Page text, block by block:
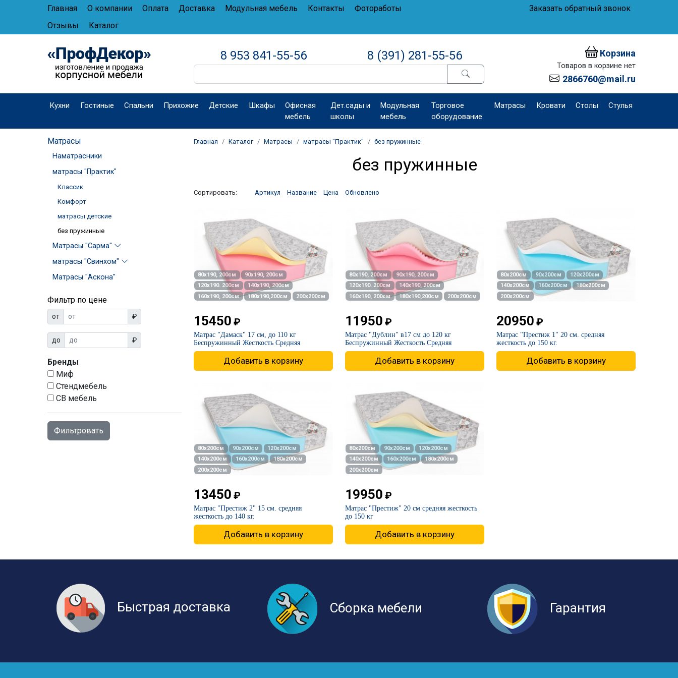
Главная О компании Оплата Доставка Модульная мебель Контакты
Фотоработы
Отзывы
Каталог
Заказать обратный звонок
8 953 841-55-56 8 (391) 281-55-56 Корзина
Товаров в корзине нет
2866760@mail.ru
Кухни Гостиные Спальни Прихожие Детские Шкафы
Офисная
мебель
Дет.сады и
школы
Модульная
мебель
Торговое
оборудование
Матрасы Кровати Столы Стулья
Матрасы
Наматрасники
матрасы "Практик"
Классик
Комфорт
матрасы детские
без пружинные
Матрасы "Сарма"
матрасы "Свинхом"
Матрасы "Аскона"
Фильтр по цене
от ₽
до ₽
Бренды
Миф
Стендмебель
СВ мебель
Главная Каталог Матрасы матрасы "Практик" без пружинные
без пружинные
Сортировать: Артикул Название Цена Обновлено
80х190, 200см
90х190, 200см
120х190. 200см
140х190, 200см
160х190, 200см
180х190,200см 200х200см
15450 ₽
Матрас "Дамаск" 17 см, до 110 кг
Беспружинный Жесткость Средняя
Добавить в корзину
80х190, 200см
90х190, 200см
120х190. 200см
140х190, 200см
160х190, 200см
180х190,200см 200х200см
11950 ₽
Матрас "Дублин" в17 см до 120 кг
Беспружинный Жесткость Средняя
Добавить в корзину
80х200см 90х200см
120х200см
140х200см
160х200см
180х200см
200х200см
20950 ₽
Матрас "Престиж 1" 20 см. средняя
жесткость до 150 кг.
Добавить в корзину
80х200см 90х200см
120х200см
140х200см
160х200см
180х200см
200х200см
13450 ₽
Матрас "Престиж 2" 15 см. средняя
жесткость до 140 кг.
Добавить в корзину
80х200см 90х200см
120х200см
140х200см
160х200см
180х200см
200х200см
19950 ₽
Матрас "Престиж" 20 см средняя жесткость
до 150 кг
Добавить в корзину
Быстрая доставка Сборка мебели Гарантия